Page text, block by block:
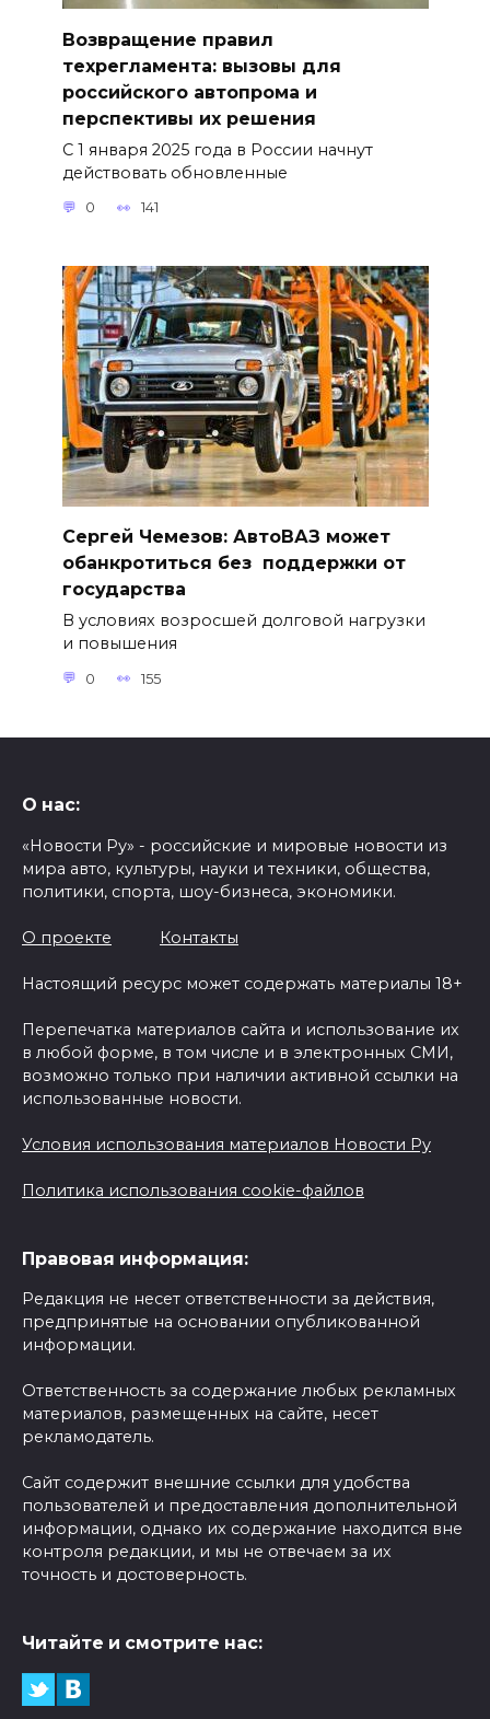
Возвращение правил
техрегламента: вызовы для
российского автопрома и
перспективы их решения
С 1 января 2025 года в России начнут
действовать обновленные
0 141
Сергей Чемезов: АвтоВАЗ может
обанкротиться без поддержки от
государства
В условиях возросшей долговой нагрузки
и повышения
0 155
О нас:
«Новости Ру» - российские и мировые новости из
мира авто, культуры, науки и техники, общества,
политики, спорта, шоу-бизнеса, экономики.
О проекте Контакты
Настоящий ресурс может содержать материалы 18+
Перепечатка материалов сайта и использование их
в любой форме, в том числе и в электронных СМИ,
возможно только при наличии активной ссылки на
использованные новости.
Условия использования материалов Новости Ру
Политика использования cookie-файлов
Правовая информация:
Редакция не несет ответственности за действия,
предпринятые на основании опубликованной
информации.
Ответственность за содержание любых рекламных
материалов, размещенных на сайте, несет
рекламодатель.
Сайт содержит внешние ссылки для удобства
пользователей и предоставления дополнительной
информации, однако их содержание находится вне
контроля редакции, и мы не отвечаем за их
точность и достоверность.
Читайте и смотрите нас: